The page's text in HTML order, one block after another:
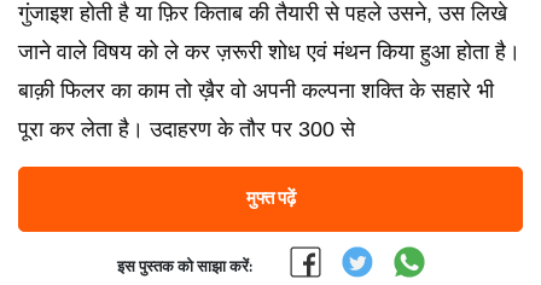
गुंजाइश होती है या फ़िर किताब की तैयारी से पहले उसने, उस लिखे
जाने वाले विषय को ले कर ज़रूरी शोध एवं मंथन किया हुआ होता है।
बाक़ी फिलर का काम तो ख़ैर वो अपनी कल्पना शक्ति के सहारे भी
पूरा कर लेता है। उदाहरण के तौर पर 300 से
मुफ्त पढ़ें
इस पुस्तक को साझा करें: